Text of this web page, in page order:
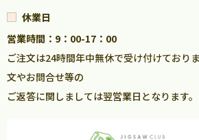
休業日
営業時間：9：00-17：00
ご注文は24時間年中無休で受け付けており
文やお問合せ等の
ご返答に関しましては翌営業日となります。